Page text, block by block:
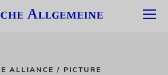
ALLIANCE / PICTURE